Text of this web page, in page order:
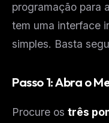
programação para
tem uma interface
simples. Basta
Passo 1: Abra o
Procure os três